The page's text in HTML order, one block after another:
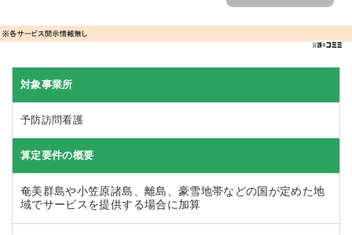
対象事業所
予防訪問看護
算定要件の概要
奄美群島や小笠原諸島、離島、豪雪地帯などの国が定めた地
域でサービスを提供する場合に加算